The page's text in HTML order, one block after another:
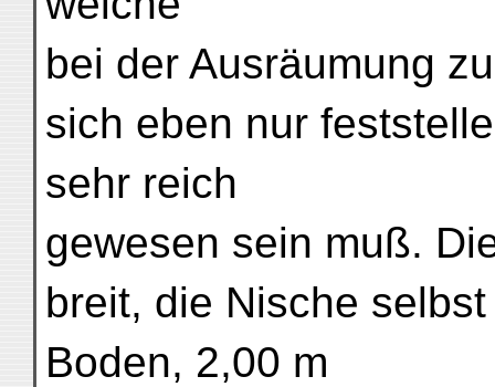
bei der Ausräumung
sich eben nur
sehr reich
gewesen sein muß.
breit, die Nische
Boden, 2,00 m